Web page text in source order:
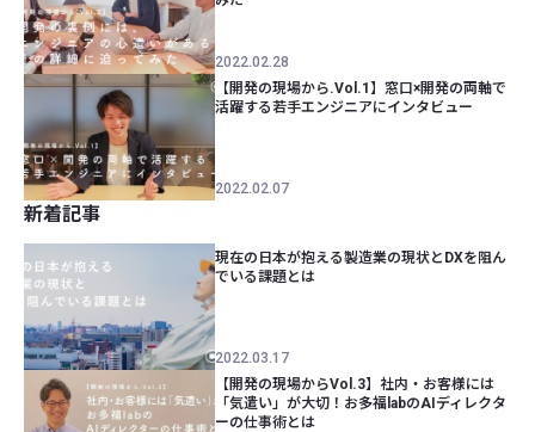
2022.02.28
【開発の現場から.Vol.1】窓口×開発の両軸で
活躍する若手エンジニアにインタビュー
2022.02.07
新着記事
現在の日本が抱える製造業の現状とDXを阻ん
でいる課題とは
2022.03.17
【開発の現場からVol.3】社内・お客様には
「気遣い」が大切！お多福labのAIディレクタ
ーの仕事術とは